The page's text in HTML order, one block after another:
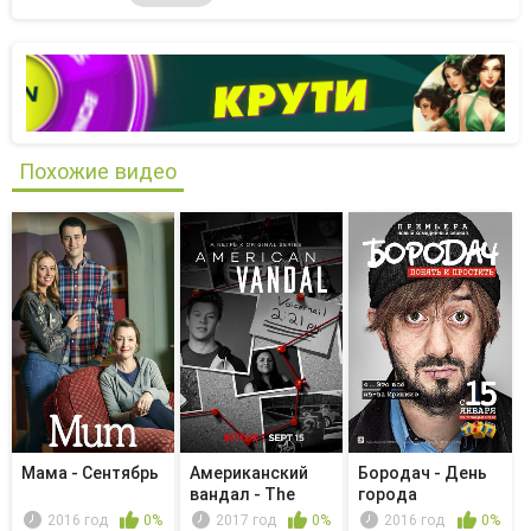
Похожие видео
Мама - Сентябрь
2016 год 0%
Американский
вандал - The
Brownout
2017 год 0%
Бородач - День
города
2016 год 0%